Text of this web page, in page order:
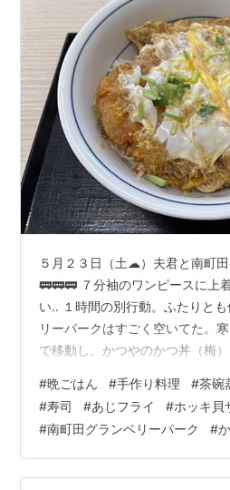
５月２３日（土☁）夫君と南町
🚃🚃🚃 ７分袖のワンピースに上
い‥ １時間の別行動。ふたりと
リーパークはすごく空いてた。
で移動し、かつやのかつ丼（梅
いた。でも食べているうちにほ
があるわ。手元にスマホがあっ
撮ってみた。これは私のごはん
しーーー💕 そして今日の目的で
３日ぶり😏 たくさんの車、たく
#晩ごはん #手作り料理 #茶碗
#寿司 #あじフライ #ホッキ貝
#南町田グランベリーパーク #